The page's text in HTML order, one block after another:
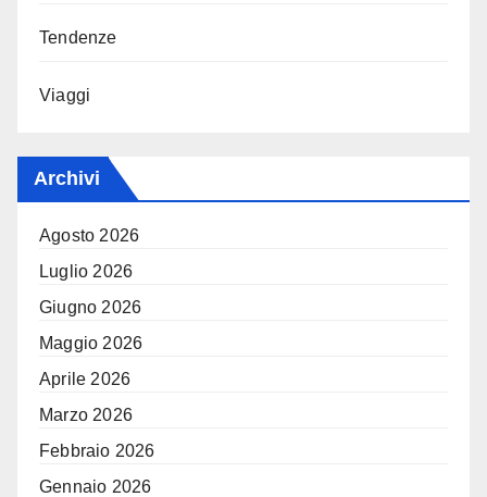
Tendenze
Viaggi
Archivi
Agosto 2026
Luglio 2026
Giugno 2026
Maggio 2026
Aprile 2026
Marzo 2026
Febbraio 2026
Gennaio 2026